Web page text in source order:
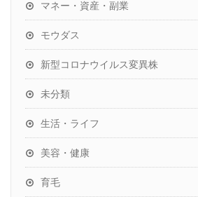
マネー・資産・副業
モウダス
新型コロナウイルス変異株
未分類
生活・ライフ
美容・健康
育毛